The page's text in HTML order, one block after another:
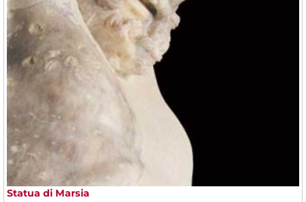
Statua di Marsia